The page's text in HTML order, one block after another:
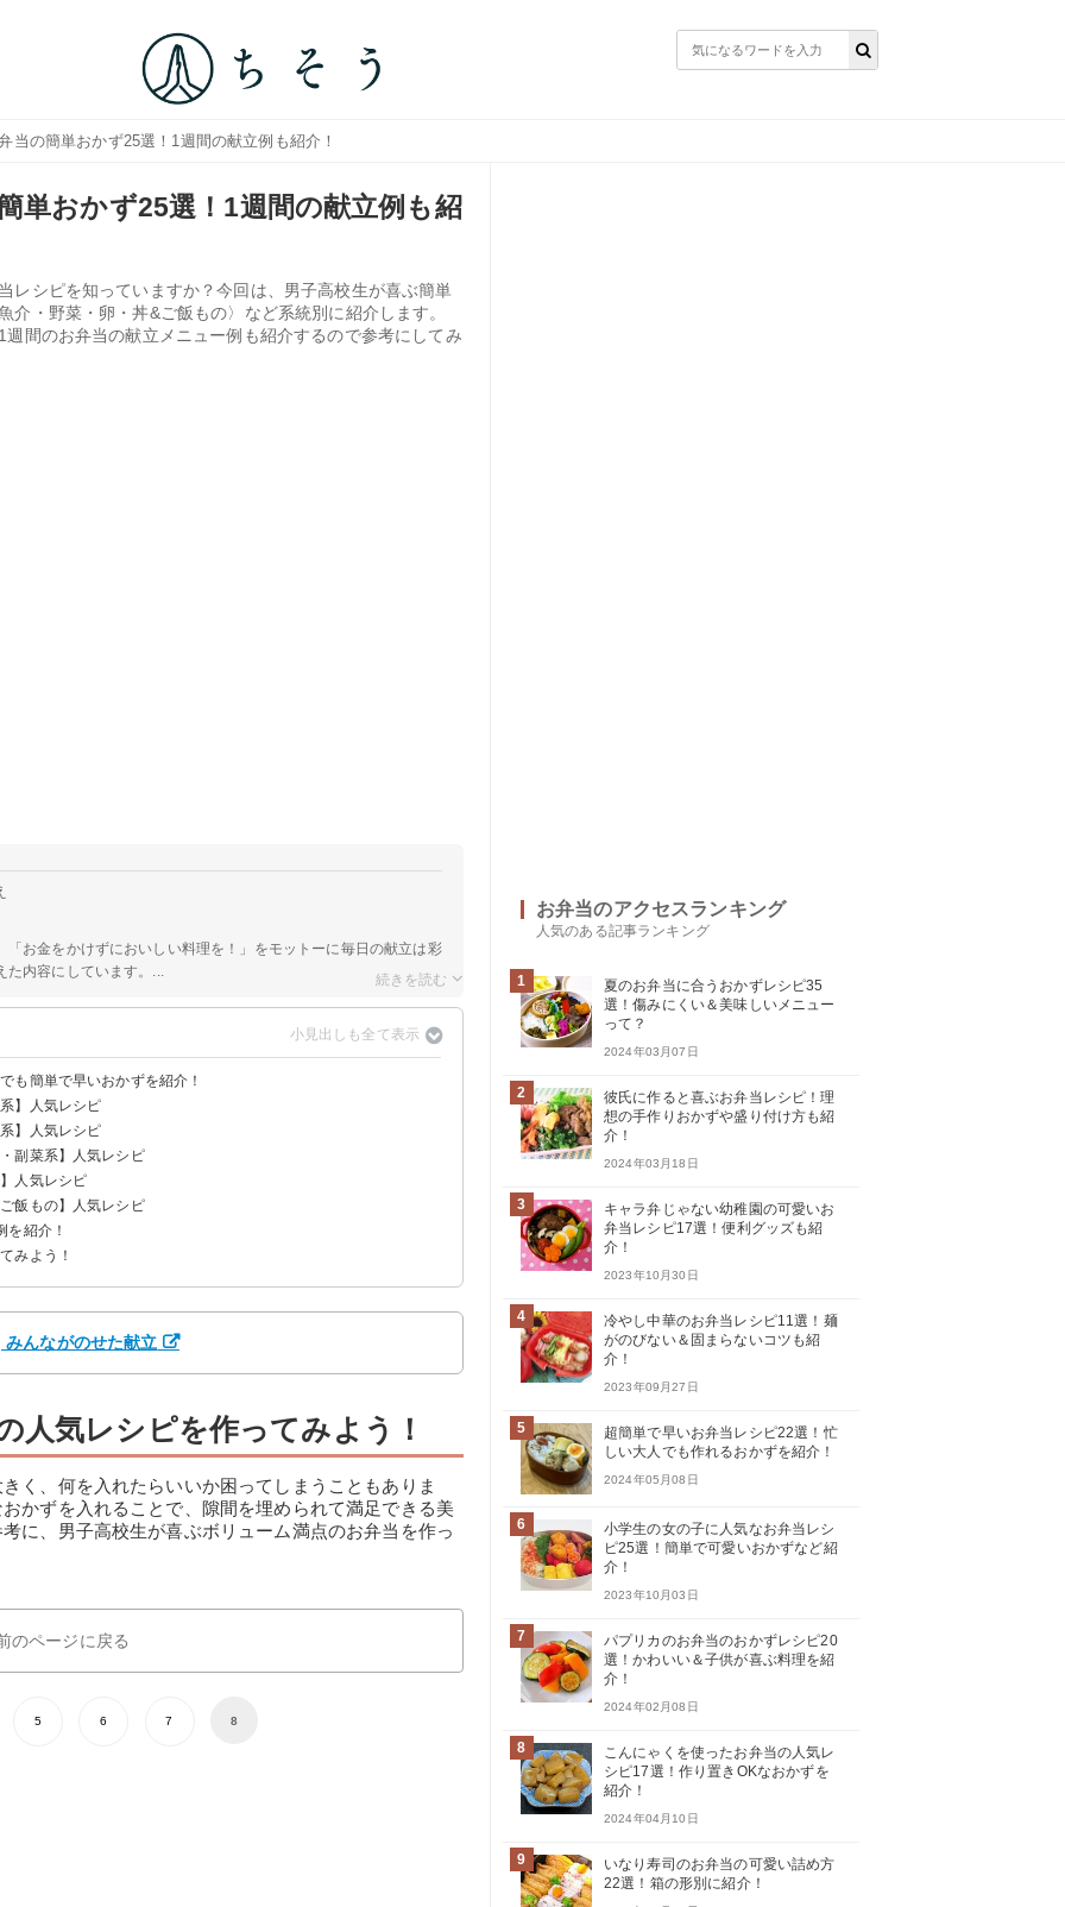
当の簡単おかず25選！1週間の献立例も紹介！
単おかず25選！1週間の献立例も紹
レシピを知っていますか？今回は、男子高校生が喜ぶ簡単
・野菜・卵・丼&ご飯もの〉など系統別に紹介します。
週間のお弁当の献立メニュー例も紹介するので参考にしてみ
お金をかけずにおいしい料理を！」をモットーに毎日の献立は彩
た内容にしています。...
も簡単で早いおかずを紹介！
】人気レシピ
】人気レシピ
副菜系】人気レシピ
人気レシピ
飯もの】人気レシピ
を紹介！
におすすめ
も良くなるお弁当
きれいに
り摂れるお弁当
点の弁当
みよう！
んながのせた献立
人気レシピを作ってみよう！
く、何を入れたらいいか困ってしまうこともありま
かずを入れることで、隙間を埋められて満足できる美
に、男子高校生が喜ぶボリューム満点のお弁当を作っ
のページに戻る
5 6 7 8
お弁当のアクセスランキング
人気のある記事ランキング
1
夏のお弁当に合うおかずレシピ35
選！傷みにくい＆美味しいメニュー
って？
2024年03月07日
2
彼氏に作ると喜ぶお弁当レシピ！理
想の手作りおかずや盛り付け方も紹
介！
2024年03月18日
3
キャラ弁じゃない幼稚園の可愛いお
弁当レシピ17選！便利グッズも紹
介！
2023年10月30日
4
冷やし中華のお弁当レシピ11選！麺
がのびない＆固まらないコツも紹
介！
2023年09月27日
5
超簡単で早いお弁当レシピ22選！忙
しい大人でも作れるおかずを紹介！
2024年05月08日
6
小学生の女の子に人気なお弁当レシ
ピ25選！簡単で可愛いおかずなど紹
介！
2023年10月03日
7
パプリカのお弁当のおかずレシピ20
選！かわいい＆子供が喜ぶ料理を紹
介！
2024年02月08日
8
こんにゃくを使ったお弁当の人気レ
シピ17選！作り置きOKなおかずを
紹介！
2024年04月10日
9
いなり寿司のお弁当の可愛い詰め方
22選！箱の形別に紹介！